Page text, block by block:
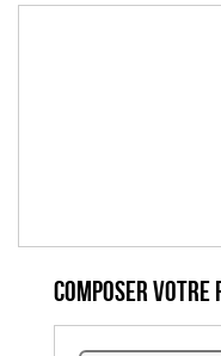
Composer votre